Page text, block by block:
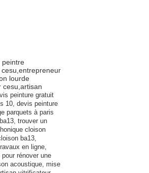
peintre
lourde
cesu,artisan
peinture gratuit
10, devis peinture
parquets à paris
trouver un
cloison
ba13,
en ligne,
rénover une
acoustique, mise